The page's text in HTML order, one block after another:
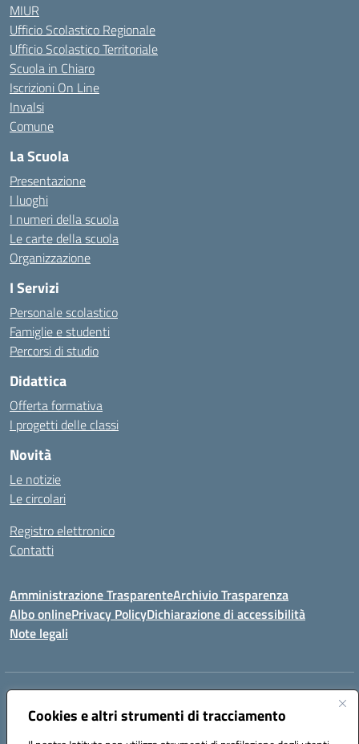
Cookies e altri strumenti di tracciamento
MIUR
Ufficio Scolastico Regionale
Ufficio Scolastico Territoriale
Scuola in Chiaro
Iscrizioni On Line
Invalsi
Comune
La Scuola
Presentazione
I luoghi
I numeri della scuola
Le carte della scuola
Organizzazione
I Servizi
Personale scolastico
Famiglie e studenti
Percorsi di studio
Didattica
Offerta formativa
I progetti delle classi
Novità
Le notizie
Le circolari
Registro elettronico
Contatti
Amministrazione TrasparenteArchivio Trasparenza
Albo onlinePrivacy PolicyDichiarazione di accessibilità
Note legali
Indirizzo:
Centralino:096721161 Email:czic869004@istruzione.it